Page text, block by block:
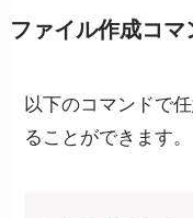
ファイル作成コマ
以下のコマンドで
ることができます。